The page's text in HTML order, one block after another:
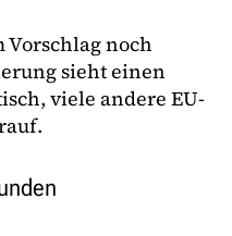
Vorschlag noch
sieht einen
viele andere EU-